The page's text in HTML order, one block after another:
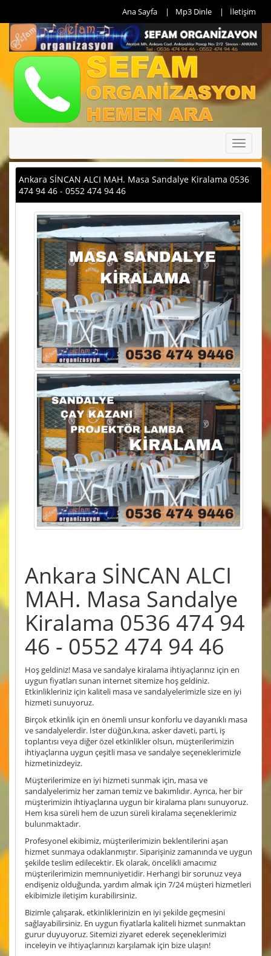
Ana Sayfa Mp3 Dinle İletişim
Toggle
Ankara SİNCAN ALCI MAH. Masa Sandalye Kiralama 0536
474 94 46 - 0552 474 94 46
Ankara SİNCAN ALCI
MAH. Masa Sandalye
Kiralama 0536 474 94
46 - 0552 474 94 46
Hoş geldiniz! Masa ve sandalye kiralama ihtiyaçlarınız için en
uygun fiyatları sunan internet sitemize hoş geldiniz.
Etkinlikleriniz için kaliteli masa ve sandalyelerimizle size en iyi
hizmeti sunuyoruz.
Birçok etkinlik için en önemli unsur konforlu ve dayanıklı masa
ve sandalyelerdir. İster düğün,kına, asker daveti, parti, iş
toplantısı veya diğer özel etkinlikler olsun, müşterilerimizin
ihtiyaçlarına uygun çeşitli masa ve sandalye seçeneklerimizle
hizmetinizdeyiz.
Müşterilerimize en iyi hizmeti sunmak için, masa ve
sandalyelerimiz her zaman temiz ve bakımlıdır. Ayrıca, her bir
müşterimizin ihtiyaçlarına uygun bir kiralama planı sunuyoruz.
Hem kısa süreli hem de uzun süreli kiralama seçeneklerimiz
bulunmaktadır.
Profesyonel ekibimiz, müşterilerimizin beklentilerini aşan
hizmet sunmaya odaklanmıştır. Siparişiniz zamanında ve uygun
şekilde teslim edilecektir. Ek olarak, öncelikli amacımız
müşterilerimizin memnuniyetidir. Herhangi bir sorunuz veya
endişeniz olduğunda, yardım almak için 7/24 müşteri hizmetleri
ekibimizle iletişim kurabilirsiniz.
Bizimle çalışarak, etkinliklerinizin en iyi şekilde geçmesini
sağlayabilirsiniz. En uygun fiyatlarla kaliteli hizmet sunmaktan
gurur duyuyoruz. Sitemizi ziyaret ederek seçeneklerimizi
inceleyin ve ihtiyaçlarınızı karşılamak için bize ulaşın!